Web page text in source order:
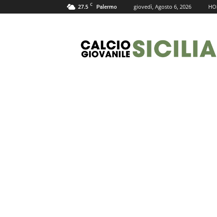
27.5 C Palermo giovedì, Agosto 6, 2026
Giovanile
Sicilia